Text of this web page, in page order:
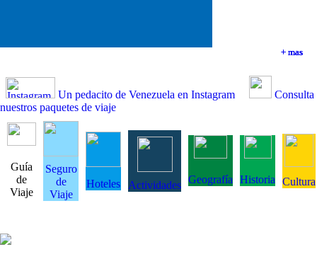
+ mas
+ mas
+ mas
+ mas
Un pedacito de Venezuela en Instagram
Consulta
nuestros paquetes de viaje
Guía
de
Viaje
Seguro
de
Viaje
Hoteles Actividades Geografía Historia Cultura